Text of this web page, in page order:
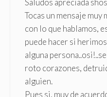
Saludos apreciada
Tocas un mensaje
con lo que hablamos,
puede hacer si
alguna
roto corazones,
alguien.
Pues si, muy de